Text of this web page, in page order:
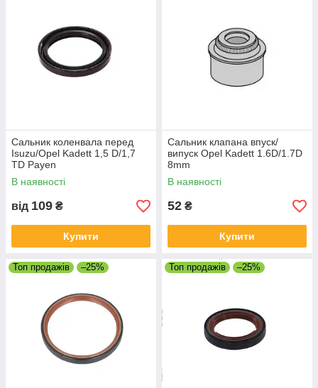
Сальник коленвала перед
Isuzu/Opel Kadett 1,5 D/1,7
TD Payen
В наявності
від 109 ₴
Купити
Сальник клапана впуск/
випуск Opel Kadett 1.6D/1.7D
8mm
В наявності
52 ₴
Купити
Топ продажів –25% Топ продажів –25%